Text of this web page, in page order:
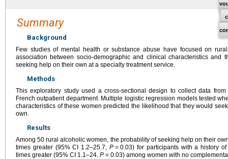
Summary
Background
Few studies of mental health or substance abuse have focused on
association between socio-demographic and clinical characteristics and
seeking help on their own at a specialty treatment service.
Methods
This exploratory study used a cross-sectional design to collect data
French outpatient department. Multiple logistic regression models tested
characteristics of these women predicted the likelihood that they would
own.
Results
Among 50 rural alcoholic women, the probability of seeking help on their
times greater (95% CI 1.2–25.7,P = 0.03) for participants with a history
times greater (95% CI 1.1–24, P = 0.03) among women with no